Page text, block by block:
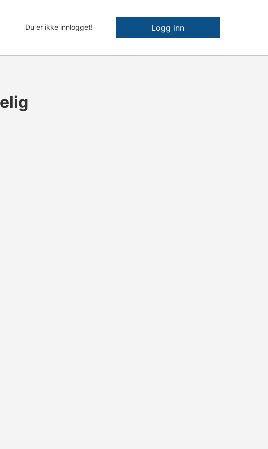
Du er ikke innlogget! Logg inn